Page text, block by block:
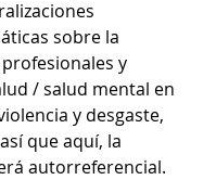
sobre la
y
/ salud mental en
y desgaste,
que aquí, la
autorreferencial.